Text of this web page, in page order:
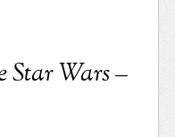
Star Wars –